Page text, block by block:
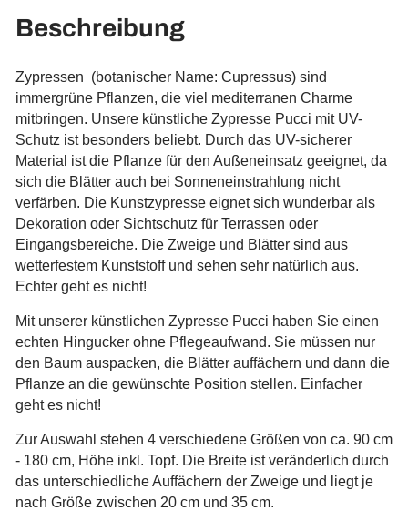
Beschreibung
Zypressen (botanischer Name: Cupressus) sind
immergrüne Pflanzen, die viel mediterranen Charme
mitbringen. Unsere künstliche Zypresse Pucci mit UV-
Schutz ist besonders beliebt. Durch das UV-sicherer
Material ist die Pflanze für den Außeneinsatz geeignet, da
sich die Blätter auch bei Sonneneinstrahlung nicht
verfärben. Die Kunstzypresse eignet sich wunderbar als
Dekoration oder Sichtschutz für Terrassen oder
Eingangsbereiche. Die Zweige und Blätter sind aus
wetterfestem Kunststoff und sehen sehr natürlich aus.
Echter geht es nicht!
Mit unserer künstlichen Zypresse Pucci haben Sie einen
echten Hingucker ohne Pflegeaufwand. Sie müssen nur
den Baum auspacken, die Blätter auffächern und dann die
Pflanze an die gewünschte Position stellen. Einfacher
geht es nicht!
Zur Auswahl stehen 4 verschiedene Größen von ca. 90 cm
- 180 cm, Höhe inkl. Topf. Die Breite ist veränderlich durch
das unterschiedliche Auffächern der Zweige und liegt je
nach Größe zwischen 20 cm und 35 cm.